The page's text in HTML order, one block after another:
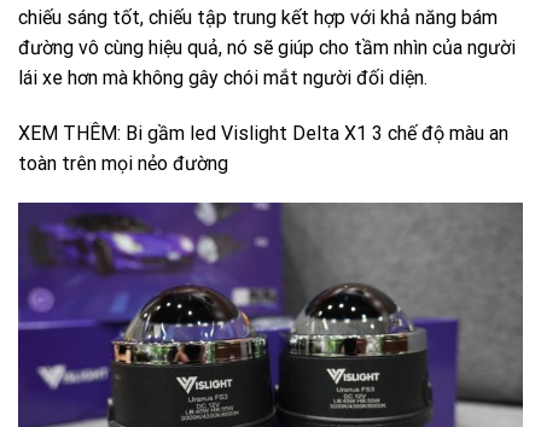
chiếu sáng tốt, chiếu tập trung kết hợp với khả năng bám
đường vô cùng hiệu quả, nó sẽ giúp cho tầm nhìn của người
lái xe hơn mà không gây chói mắt người đối diện.
XEM THÊM: Bi gầm led Vislight Delta X1 3 chế độ màu an
toàn trên mọi nẻo đường